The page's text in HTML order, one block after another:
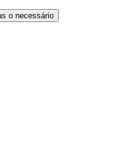
o necessário